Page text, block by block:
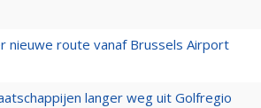
nieuwe route vanaf Brussels Airport
langer weg uit Golfregio